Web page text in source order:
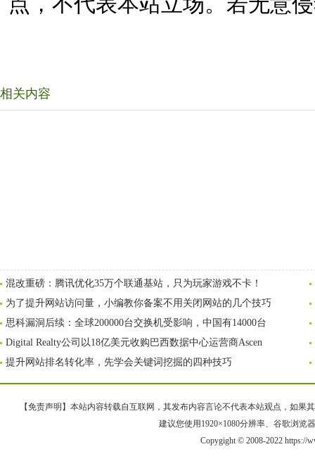
相关内容
混改重磅：腾讯优化35万个联通基站，只为玩家游戏不卡！
为了提升网站访问量，小编教你备案不用关闭网站的几个技巧
思科漏洞后续：全球200000台交换机受影响，中国有14000台
Digital Realty公司以18亿美元收购巴西数据中心运营商Ascen
提升网站排名转化率，先学会关键词挖掘的四种技巧
【免责声明】本站内容转载自互联网，其发布内容言论不代表本站观点，如果
建议您使用1920×1080分辨率、谷歌浏览
Copygight © 2008-2022 https://